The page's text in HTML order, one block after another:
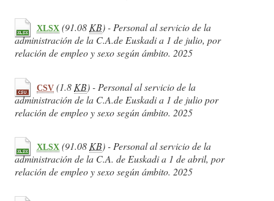
XLSX (91.08 KB) - Personal al servicio de la
administración de la C.A.de Euskadi a 1 de julio, por
relación de empleo y sexo según ámbito. 2025
CSV (1.8 KB) - Personal al servicio de la
administración de la C.A.de Euskadi a 1 de julio por
relación de empleo y sexo según ámbito. 2025
XLSX (91.08 KB) - Personal al servicio de la
administración de la C.A. de Euskadi a 1 de abril, por
relación de empleo y sexo según ámbito. 2025